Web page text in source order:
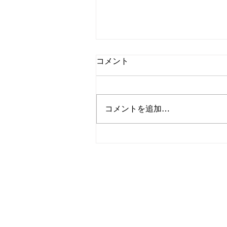
コメント
コメントを追加…